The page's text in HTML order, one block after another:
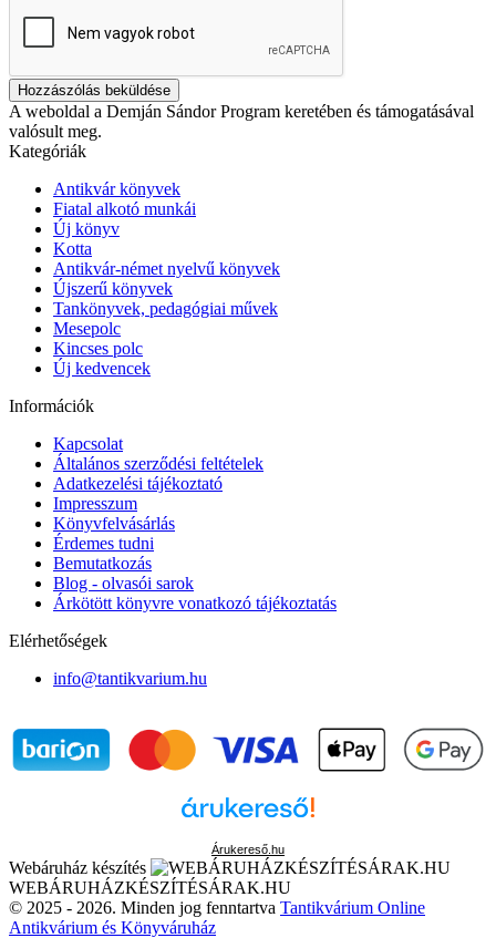
Hozzászólás beküldése
A weboldal a Demján Sándor Program keretében és támogatásával
valósult meg.
Kategóriák
Antikvár könyvek
Fiatal alkotó munkái
Új könyv
Kotta
Antikvár-német nyelvű könyvek
Újszerű könyvek
Tankönyvek, pedagógiai művek
Mesepolc
Kincses polc
Új kedvencek
Információk
Kapcsolat
Általános szerződési feltételek
Adatkezelési tájékoztató
Impresszum
Könyvfelvásárlás
Érdemes tudni
Bemutatkozás
Blog - olvasói sarok
Árkötött könyvre vonatkozó tájékoztatás
Elérhetőségek
info@tantikvarium.hu
Árukereső.hu
Webáruház készítés
WEBÁRUHÁZKÉSZÍTÉSÁRAK.HU
© 2025 - 2026. Minden jog fenntartva Tantikvárium Online
Antikvárium és Könyváruház